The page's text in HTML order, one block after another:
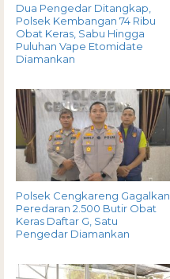
Dua Pengedar Ditangkap,
Polsek Kembangan 74 Ribu
Obat Keras, Sabu Hingga
Puluhan Vape Etomidate
Diamankan
Polsek Cengkareng Gagalkan
Peredaran 2.500 Butir Obat
Keras Daftar G, Satu
Pengedar Diamankan